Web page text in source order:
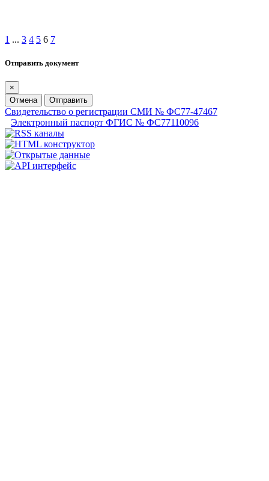
1 ... 3 4 5 6 7
Отправить документ
×
Отмена
Отправить
Свидетельство о регистрации СМИ № ФС77-47467
Электронный паспорт ФГИС № ФС77110096